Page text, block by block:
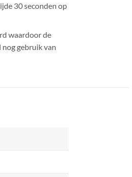
30 seconden op
waardoor de
gebruik van